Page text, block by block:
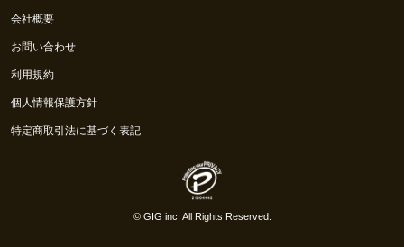
会社概要
お問い合わせ
利用規約
個人情報保護方針
特定商取引法に基づく表記
© GIG inc. All Rights Reserved.